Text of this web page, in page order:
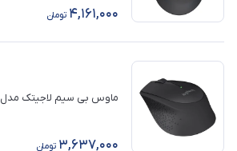
4,161,000 تومان
ماوس بی‌ سیم لاجیتک مدل M280
3,637,000 تومان